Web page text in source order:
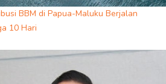
BBM di Papua-Maluku Berjalan
10 Hari